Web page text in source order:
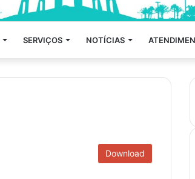
SERVIÇOS NOTÍCIAS
Download